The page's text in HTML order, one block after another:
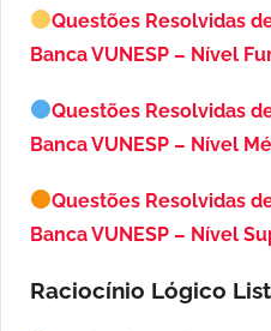
Questões Resolvidas
Banca VUNESP – Nível
Questões Resolvidas
Banca VUNESP – Nível
Questões Resolvidas
Banca VUNESP – Nível
Raciocínio Lógico